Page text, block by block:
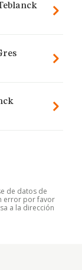
de datos de
error por favor
a la dirección